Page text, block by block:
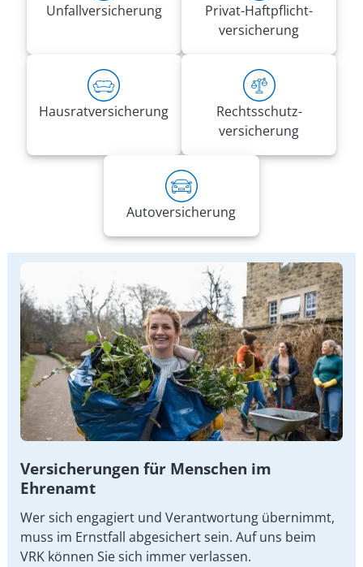
Unfall­versicherung
Privat-Haft­pflicht­
versicherung
Hausrat­versicherung
Rechts­schutz­
versicherung
Auto­versicherung
Versicherungen für Menschen im
Ehrenamt
Wer sich engagiert und Verantwortung übernimmt,
muss im Ernstfall abgesichert sein. Auf uns beim
VRK können Sie sich immer verlassen.